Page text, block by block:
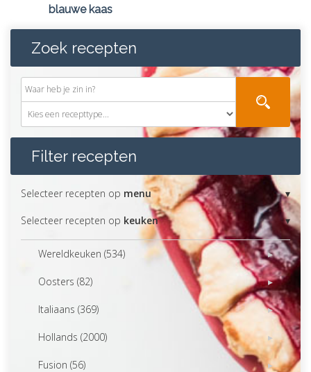
blauwe kaas
Zoek recepten
Filter recepten
Selecteer recepten op menu
Selecteer recepten op keuken
Wereldkeuken (534)
Oosters (82)
Italiaans (369)
Hollands (2000)
Fusion (56)